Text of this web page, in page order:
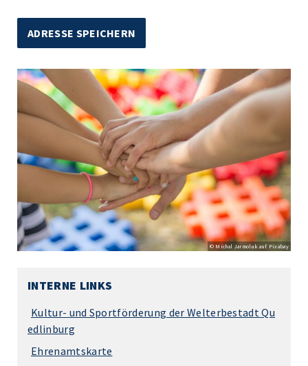
© Michal Jarmoluk auf Pixabay
INTERNE LINKS
Kultur- und Sportförderung der Welterbestadt Qu
edlinburg
Ehrenamtskarte